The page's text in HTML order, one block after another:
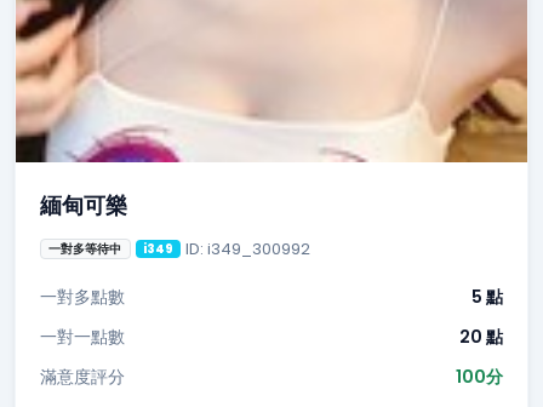
緬甸可樂
一對多等待中 i349 ID: i349_300992
一對多點數
5 點
一對一點數
20 點
滿意度評分
100分